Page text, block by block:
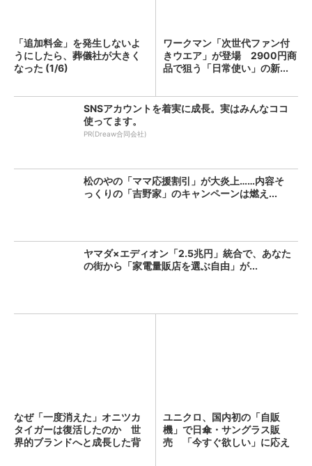
「追加料金」を発生しないよ
うにしたら、葬儀社が大きく
なった (1/6)
ワークマン「次世代ファン付
きウエア」が登場 2900円商
品で狙う「日常使い」の新...
SNSアカウントを着実に成長。実はみんなココ
使ってます。
PR(Dreaw合同会社)
松のやの「ママ応援割引」が大炎上……内容そ
っくりの「吉野家」のキャンペーンは燃え...
ヤマダ×エディオン「2.5兆円」統合で、あなた
の街から「家電量販店を選ぶ自由」が...
なぜ「一度消えた」オニツカ
タイガーは復活したのか 世
界的ブランドへと成長した背
ユニクロ、国内初の「自販
機」で日傘・サングラス販
売 「今すぐ欲しい」に応え